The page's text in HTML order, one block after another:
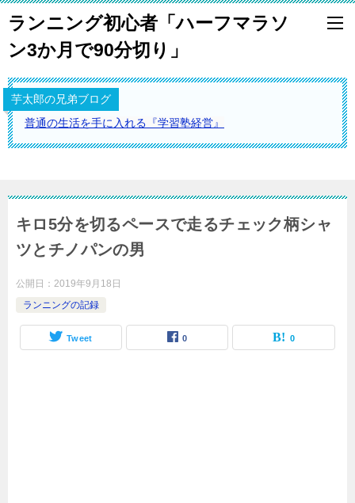
ランニング初心者「ハーフマラソ
ン3か月で90分切り」
芋太郎の兄弟ブログ
普通の生活を手に入れる『学習塾経営』
キロ5分を切るペースで走るチェック柄シャ
ツとチノパンの男
公開日： 2019年9月18日
ランニングの記録
Tweet 0 0